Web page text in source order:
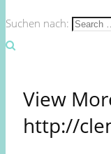
Suchen nach:
View
http://